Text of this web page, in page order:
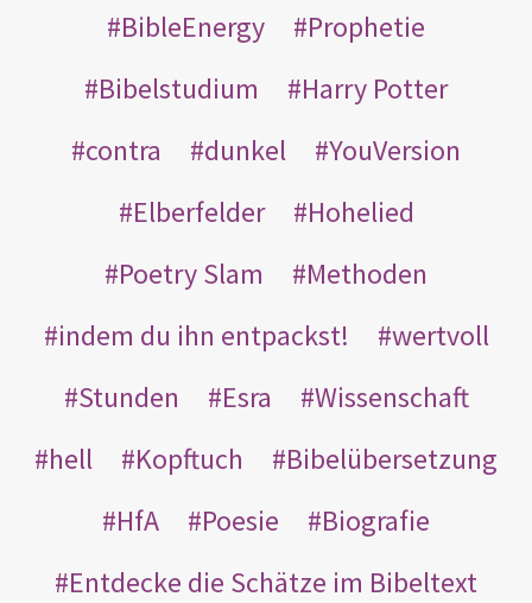
BibleEnergy
Prophetie
Bibelstudium
Harry Potter
contra
dunkel
YouVersion
Elberfelder
Hohelied
Poetry Slam
Methoden
indem du ihn entpackst!
wertvoll
Stunden
Esra
Wissenschaft
hell
Kopftuch
Bibelübersetzung
HfA
Poesie
Biografie
Entdecke die Schätze im Bibeltext